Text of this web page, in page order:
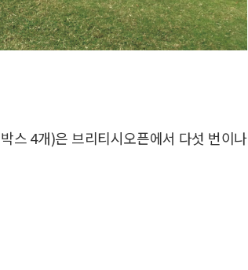
스 4개)은 브리티시오픈에서 다섯 번이나